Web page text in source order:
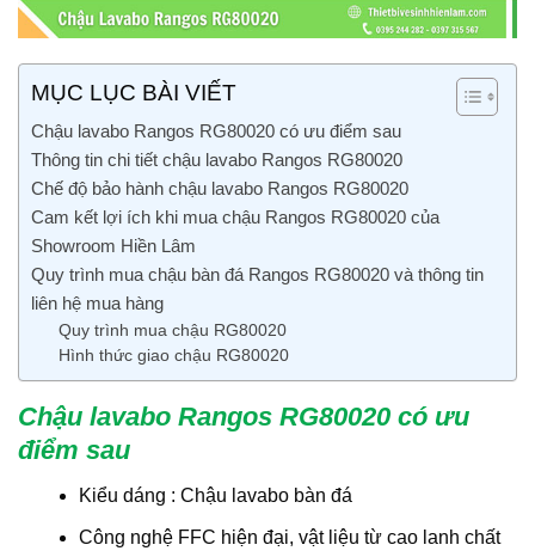
MỤC LỤC BÀI VIẾT
Chậu lavabo Rangos RG80020 có ưu điểm sau
Thông tin chi tiết chậu lavabo Rangos RG80020
Chế độ bảo hành chậu lavabo Rangos RG80020
Cam kết lợi ích khi mua chậu Rangos RG80020 của
Showroom Hiền Lâm
Quy trình mua chậu bàn đá Rangos RG80020 và thông tin
liên hệ mua hàng
Quy trình mua chậu RG80020
Hình thức giao chậu RG80020
Chậu lavabo Rangos RG80020 có ưu
điểm sau
Kiểu dáng : Chậu lavabo bàn đá
Công nghệ FFC hiện đại, vật liệu từ cao lanh chất